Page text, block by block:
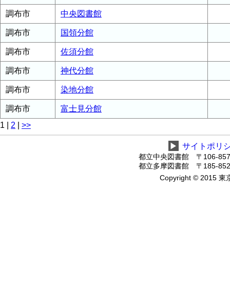
調布市 中央図書館
調布市 国領分館
調布市 佐須分館
調布市 神代分館
調布市 染地分館
調布市
富士見分館
1
2 >>
▶ サイトポリ
都立中央図書館 〒106-
都立多摩図書館 〒185-
Copyright © 2015 東